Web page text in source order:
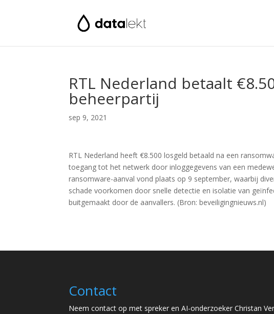
RTL Nederland betaalt
beheerpartij
sep 9, 2021
RTL Nederland heeft €8.500 losgeld betaald na een
toegang tot het netwerk door inloggegevens van een
ransomware-aanval vond plaats op 9 september, waarbij
schade voorkomen door snelle detectie en isolatie van
buitgemaakt door de aanvallers. (Bron: beveiligingnieuws.nl)
Contact
Neem contact op met spreker en AI-onderzoeker Christan